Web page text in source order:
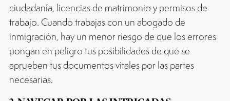
ciudadanía, licencias de matrimonio y permisos de
trabajo. Cuando trabajas con un abogado de
inmigración, hay un menor riesgo de que los errores
pongan en peligro tus posibilidades de que se
aprueben tus documentos vitales por las partes
necesarias.